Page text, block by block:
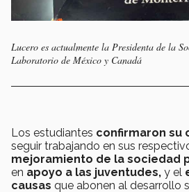
Lucero es actualmente la Presidenta de la
Laboratorio de México y Canadá
Los estudiantes confirmaron su
seguir trabajando en sus
mejoramiento de la sociedad
en apoyo a las juventudes, y el
causas que abonen al desarrollo